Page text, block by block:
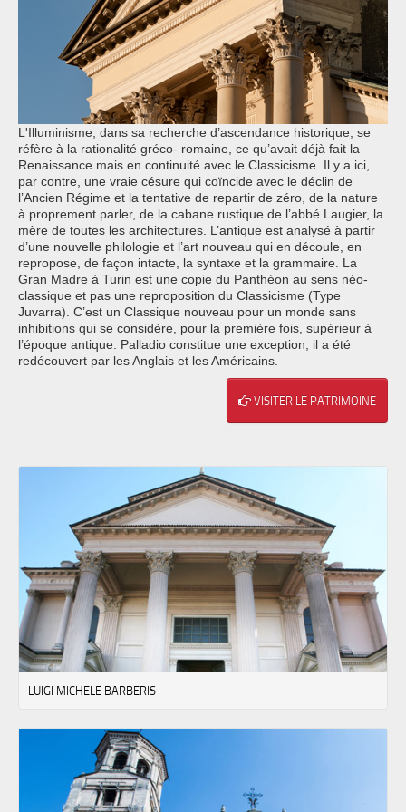
L'Illuminisme, dans sa recherche d’ascendance historique, se
réfère à la rationalité gréco- romaine, ce qu’avait déjà fait la
Renaissance mais en continuité avec le Classicisme. Il y a ici,
par contre, une vraie césure qui coïncide avec le déclin de
l’Ancien Régime et la tentative de repartir de zéro, de la nature
à proprement parler, de la cabane rustique de l’abbé Laugier, la
mère de toutes les architectures. L’antique est analysé à partir
d’une nouvelle philologie et l’art nouveau qui en découle, en
repropose, de façon intacte, la syntaxe et la grammaire. La
Gran Madre à Turin est une copie du Panthéon au sens néo-
classique et pas une reproposition du Classicisme (Type
Juvarra). C’est un Classique nouveau pour un monde sans
inhibitions qui se considère, pour la première fois, supérieur à
l’époque antique. Palladio constitue une exception, il a été
redécouvert par les Anglais et les Américains.
VISITER LE PATRIMOINE
LUIGI MICHELE BARBERIS